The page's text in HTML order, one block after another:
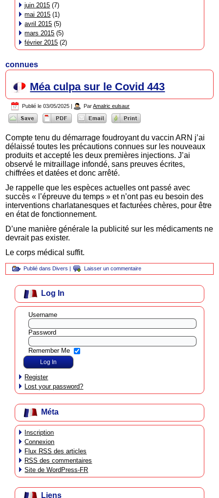
juin 2015 (7)
mai 2015 (1)
avril 2015 (5)
mars 2015 (5)
février 2015 (2)
connues
Méa culpa sur le Covid 443
Publié le 03/05/2025 | Par Amalric eulsaur
Compte tenu du démarrage foudroyant du vaccin ARN j’ai
délaissé toutes les précautions connues sur les nouveaux
produits et accepté les deux premières injections. J’ai
observé le mitraillage infondé, sans preuves écrites,
chiffrées et datées et donc arrêté.
Je rappelle que les espèces actuelles ont passé avec
succès « l’épreuve du temps » et n’ont pas eu besoin des
interventions charlatanesques et facturées chères, pour être
en état de fonctionnement.
D’une manière générale la publicité sur les médicaments ne
devrait pas exister.
Le corps médical suffit.
Publié dans Divers | Laisser un commentaire
Log In
Username
Password
Remember Me
Register
Lost your password?
Méta
Inscription
Connexion
Flux RSS des articles
RSS des commentaires
Site de WordPress-FR
Liens